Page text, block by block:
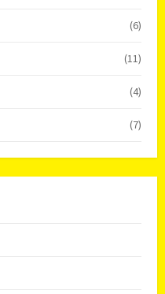
(6)
(11)
(4)
(7)